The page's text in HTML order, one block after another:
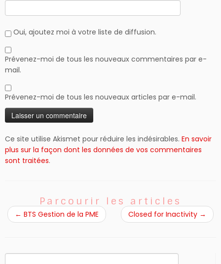
Oui, ajoutez moi à votre liste de diffusion.
Prévenez-moi de tous les nouveaux commentaires par e-
mail.
Prévenez-moi de tous les nouveaux articles par e-mail.
Ce site utilise Akismet pour réduire les indésirables. En savoir
plus sur la façon dont les données de vos commentaires
sont traitées.
Parcourir les articles
← BTS Gestion de la PME Closed for Inactivity →